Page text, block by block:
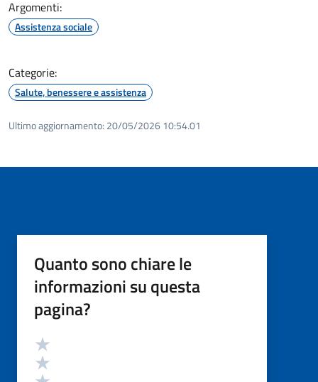
Argomenti:
Assistenza sociale
Categorie:
Salute, benessere e assistenza
Ultimo aggiornamento: 20/05/2026 10:54.01
Quanto sono chiare le
informazioni su questa
pagina?
Valutazione